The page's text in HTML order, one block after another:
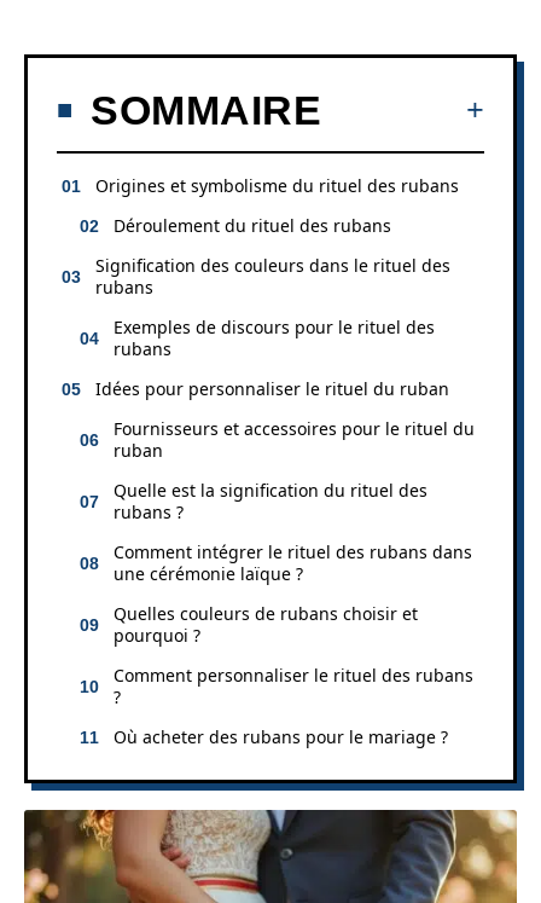
SOMMAIRE
Origines et symbolisme du rituel des rubans
Déroulement du rituel des rubans
Signification des couleurs dans le rituel des
rubans
Exemples de discours pour le rituel des
rubans
Idées pour personnaliser le rituel du ruban
Fournisseurs et accessoires pour le rituel du
ruban
Quelle est la signification du rituel des
rubans ?
Comment intégrer le rituel des rubans dans
une cérémonie laïque ?
Quelles couleurs de rubans choisir et
pourquoi ?
Comment personnaliser le rituel des rubans
?
Où acheter des rubans pour le mariage ?